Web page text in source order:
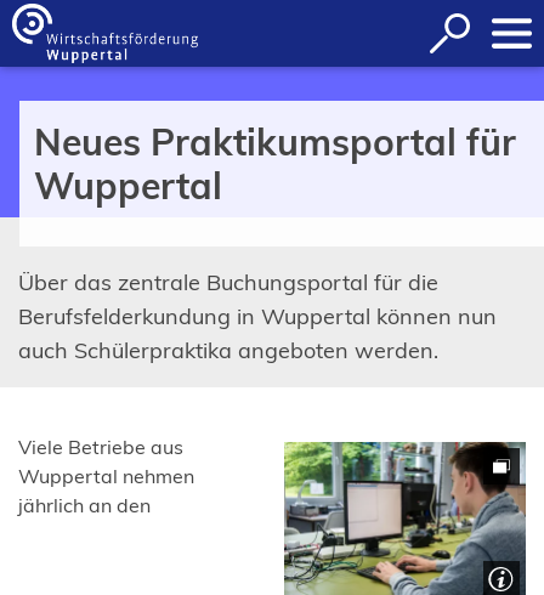
Inhalt anspringen
Suche
öffnen
Neues Praktikumsportal für
Wuppertal
Über das zentrale Buchungsportal für die
Berufsfelderkundung in Wuppertal können nun
auch Schülerpraktika angeboten werden.
Viele Betriebe aus
Wuppertal nehmen
jährlich an den